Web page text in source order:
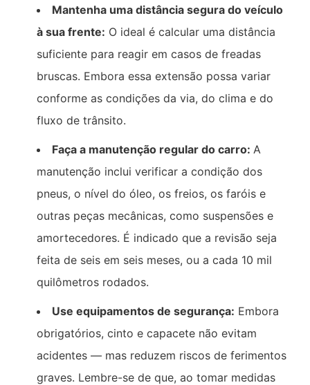
Mantenha uma distância segura do veículo
à sua frente: O ideal é calcular uma distância
suficiente para reagir em casos de freadas
bruscas. Embora essa extensão possa variar
conforme as condições da via, do clima e do
fluxo de trânsito.
Faça a manutenção regular do carro: A
manutenção inclui verificar a condição dos
pneus, o nível do óleo, os freios, os faróis e
outras peças mecânicas, como suspensões e
amortecedores. É indicado que a revisão seja
feita de seis em seis meses, ou a cada 10 mil
quilômetros rodados.
Use equipamentos de segurança: Embora
obrigatórios, cinto e capacete não evitam
acidentes — mas reduzem riscos de ferimentos
graves. Lembre-se de que, ao tomar medidas